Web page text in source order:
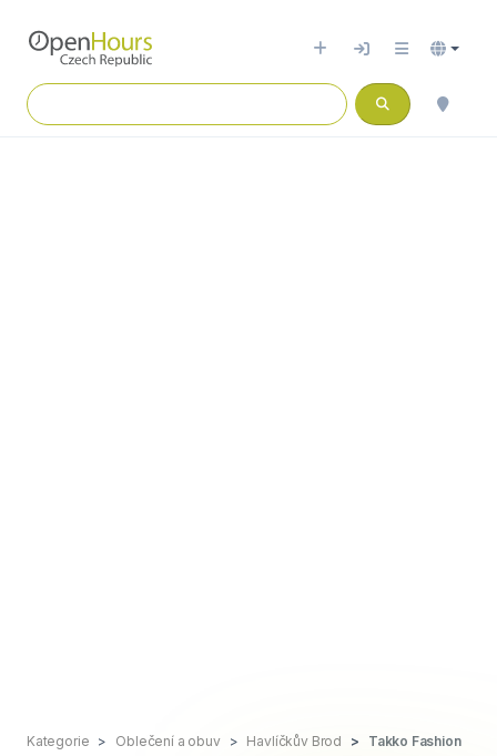
Kategorie Oblečení a obuv Havlíčkův Brod Takko Fashion